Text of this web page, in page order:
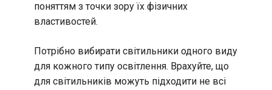
поняттям з точки зору їх фізичних
властивостей.
Потрібно вибирати світильники одного виду
для кожного типу освітлення. Врахуйте, що
для світильників можуть підходити не всі